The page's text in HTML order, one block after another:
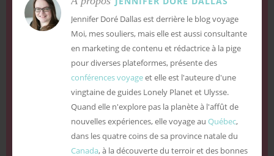
Jennifer Doré Dallas est derrière le blog voyage
Moi, mes souliers, mais elle est aussi consultante
en marketing de contenu et rédactrice à la pige
pour diverses plateformes, présente des
conférences voyageet elle est l'auteure d'une
vingtaine de guides Lonely Planet et Ulysse.
Quand elle n'explore pas la planète à l'affût de
nouvelles expériences, elle voyage au Québec,
dans les quatre coins de sa province natale du
Canada, à la découverte du terroir et des bonnes